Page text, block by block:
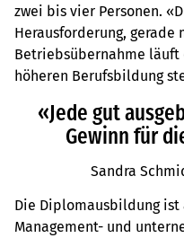
zwei bis vier Personen.
Herausforderung, gerade
Betriebsübernahme
höheren Berufsbildung
«Jede gut
Gewinn für
Sandra
Die Diplomausbildung
Management- und